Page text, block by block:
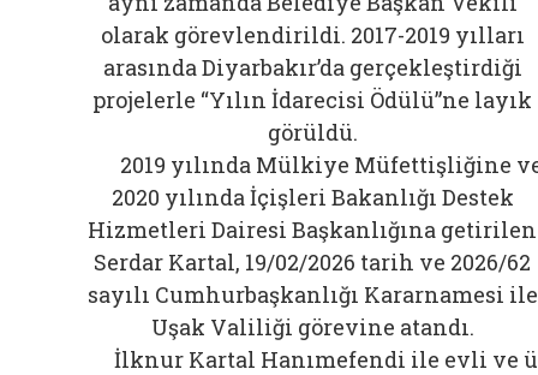
olarak görevlendirildi. 2017-2019 yılları
arasında Diyarbakır’da gerçekleştirdiği
projelerle “Yılın İdarecisi Ödülü”ne layık
görüldü.
2019 yılında Mülkiye Müfettişliğine
2020 yılında İçişleri Bakanlığı Destek
Hizmetleri Dairesi Başkanlığına getirilen
Serdar Kartal, 19/02/2026 tarih ve 2026/62
sayılı Cumhurbaşkanlığı Kararnamesi ile
Uşak Valiliği görevine atandı.
İlknur Kartal Hanımefendi ile evli ve